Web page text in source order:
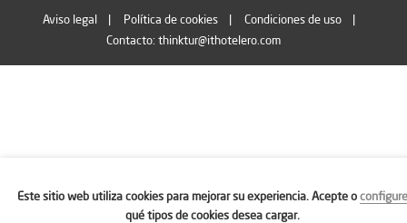
Aviso legal Política de cookies
Condiciones de uso
Contacto: thinktur@ithotelero.com
Este sitio web utiliza cookies para mejorar su experiencia. Acepte oconfigure
qué tipos de cookies desea cargar.